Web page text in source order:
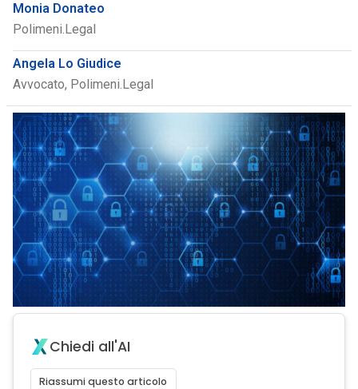
Monia Donateo
Polimeni.Legal
Angela Lo Giudice
Avvocato, Polimeni.Legal
Chiedi all'AI
Riassumi questo articolo